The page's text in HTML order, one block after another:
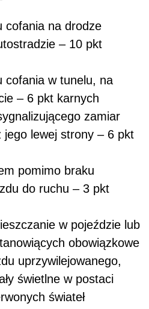
cofania na drodze
– 10 pkt
cofania w tunelu, na
– 6 pkt karnych
zamiar
jego lewej strony – 6 pkt
pomimo braku
do ruchu – 3 pkt
w pojeździe lub
obowiązkowe
uprzywilejowanego,
świetlne w postaci
świateł